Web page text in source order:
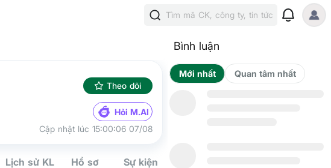
Tìm mã CK, công ty, tin tức
Theo dõi
Hỏi M.AI
Cập nhật lúc 15:00:06 07/08
Lịch sử KL Hồ sơ Sự kiện
Bình luận
Mới nhất